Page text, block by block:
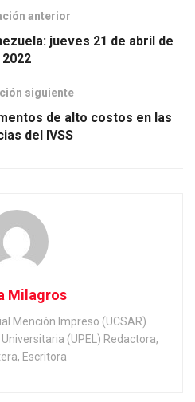
anterior
jueves 21 de abril de
2022
siguiente
de alto costos en las
del IVSS
Milagros
Mención Impreso (UCSAR)
(UPEL) Redactora,
Escritora